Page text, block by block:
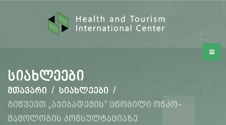
სიახლეები
მთავარი / სიახლეები /
გიწვევთ „აჯიბადემის“ ცნობილი ონკო-
მამოლოგის კონსულტაციაზე